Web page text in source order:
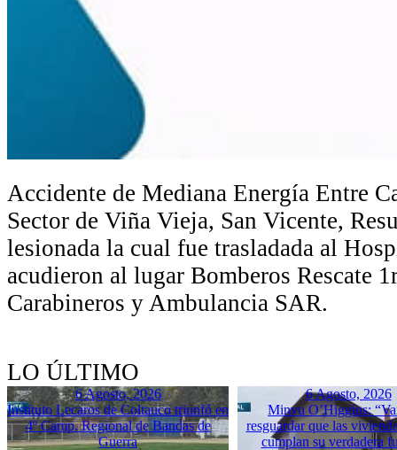
Accidente de Mediana Energía Entre
Sector de Viña Vieja, San Vicente,
lesionada la cual fue trasladada al
acudieron al lugar Bomberos Rescate
Carabineros y Ambulancia SAR.
LO ÚLTIMO
6 Agosto, 2026
Instituto Lecaros de Coltauco triunfó en
4º Camp. Regional de Bandas de
Guerra
6 Agosto, 2026
Minvu O’Higgins:
resguardar que las
cumplan su verdadera